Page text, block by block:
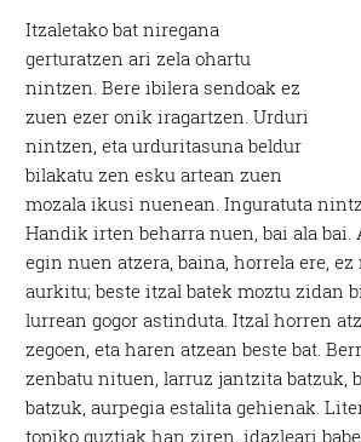
Itzaletako bat niregana
gerturatzen ari zela ohartu
nintzen. Bere ibilera sendoak ez
zuen ezer onik iragartzen. Urduri
nintzen, eta urduritasuna beldur
bilakatu zen esku artean zuen
mozala ikusi nuenean. Inguratuta
Handik irten beharra nuen, bai ala
egin nuen atzera, baina, horrela ere,
aurkitu; beste itzal batek moztu zidan
lurrean gogor astinduta. Itzal horren
zegoen, eta haren atzean beste bat.
zenbatu nituen, larruz jantzita batzuk,
batzuk, aurpegia estalita gehienak.
topiko guztiak han ziren, idazleari